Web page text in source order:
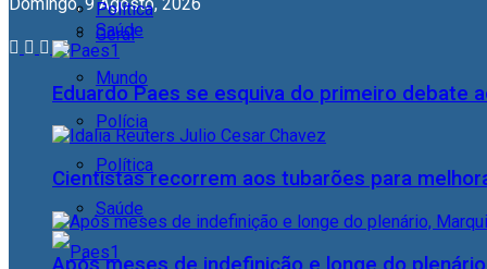
Geral
Mundo
Polícia
Política
Saúde
Política
Saúde
Eduardo Paes se esquiva do primeiro debate
Cientistas recorrem aos tubarões para
Após meses de indefinição e longe do